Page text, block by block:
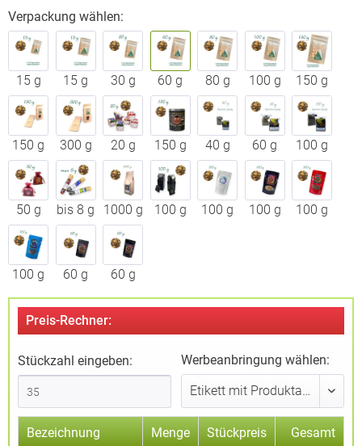
Verpackung wählen:
15 g 15 g 30 g 60 g 80 g 100 g 150 g
150 g 300 g 20 g 150 g 40 g 60 g 100 g
50 g bis 8 g 1000 g 100 g 100 g 100 g 100 g
100 g 60 g 60 g
Preis-Rechner:
Stückzahl eingeben: Werbeanbringung wählen:
Bezeichnung Menge Stückpreis Gesamt